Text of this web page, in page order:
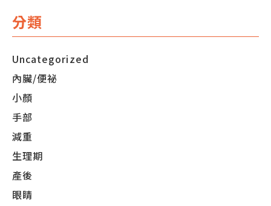
分類
Uncategorized
內臟/便祕
小顏
手部
減重
生理期
產後
眼睛